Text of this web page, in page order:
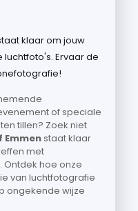
klaar om jouw
Ervaar de
of speciale
tillen? Zoek niet
Emmenstaat klaar
met
hoe onze
van luchtfotografie
ongekende wijze